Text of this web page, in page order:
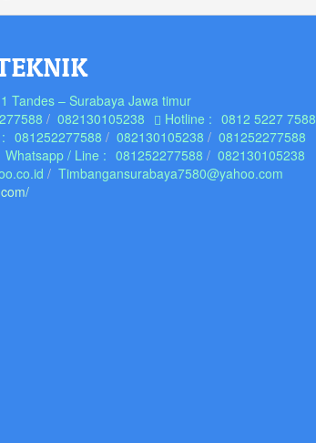
Tandes – Surabaya Jawa timur
082130105238 Hotline : 0812 5227 7588
081252277588 082130105238
081252277588
Whatsapp / Line : 081252277588
082130105238
Timbangansurabaya7580@yahoo.com